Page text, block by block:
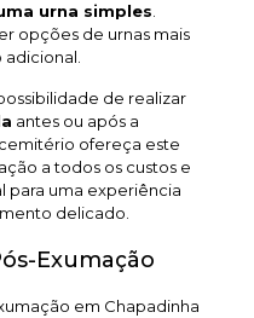
urna simples
opções de urnas mais
de realizar
antes ou após a
ofereça este
a todos os custos e
para uma experiência
delicado.
Exumação
em Chapadinha